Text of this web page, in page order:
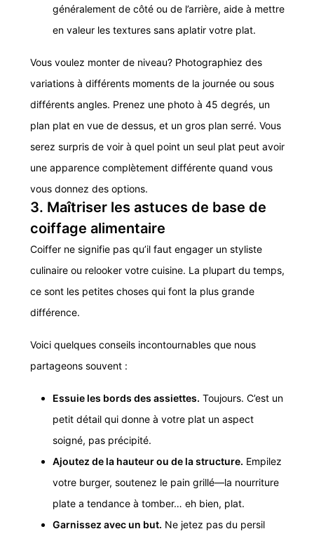
généralement de côté ou de l’arrière, aide à mettre
en valeur les textures sans aplatir votre plat.
Vous voulez monter de niveau? Photographiez des
variations à différents moments de la journée ou sous
différents angles. Prenez une photo à 45 degrés, un
plan plat en vue de dessus, et un gros plan serré. Vous
serez surpris de voir à quel point un seul plat peut avoir
une apparence complètement différente quand vous
vous donnez des options.
3. Maîtriser les astuces de base de
coiffage alimentaire
Coiffer ne signifie pas qu’il faut engager un styliste
culinaire ou relooker votre cuisine. La plupart du temps,
ce sont les petites choses qui font la plus grande
différence.
Voici quelques conseils incontournables que nous
partageons souvent :
Essuie les bords des assiettes. Toujours. C’est un
petit détail qui donne à votre plat un aspect
soigné, pas précipité.
Ajoutez de la hauteur ou de la structure. Empilez
votre burger, soutenez le pain grillé—la nourriture
plate a tendance à tomber… eh bien, plat.
Garnissez avec un but. Ne jetez pas du persil